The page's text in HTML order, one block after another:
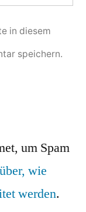
in diesem
speichern.
um Spam
wie
werden.